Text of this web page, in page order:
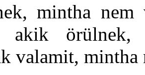
mintha
akik
valamit,